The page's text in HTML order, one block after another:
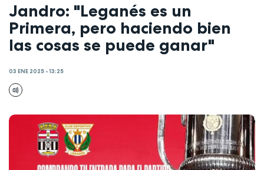
Jandro: "Leganés es un
Primera, pero haciendo bien
las cosas se puede ganar"
03 ENE 2025 - 13:25